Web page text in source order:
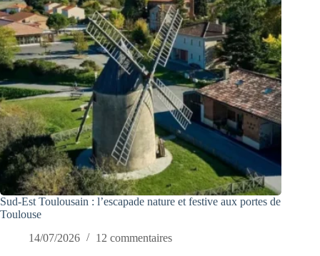
Sud-Est Toulousain : l’escapade nature et festive aux portes de
Toulouse
14/07/2026
12 commentaires